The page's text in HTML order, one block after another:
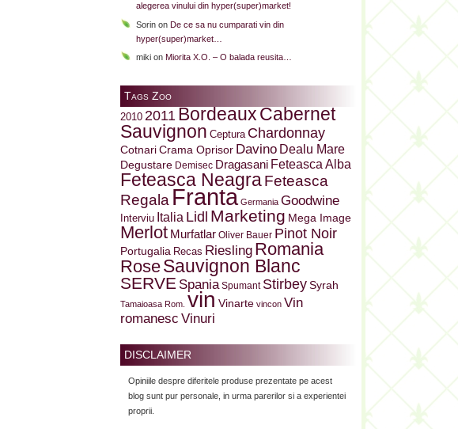
alegerea vinului din hyper(super)market!
Sorin on De ce sa nu cumparati vin din
hyper(super)market…
miki on Miorita X.O. – O balada reusita…
Tags Zoo
2010 2011 BordeauxCabernet
Sauvignon Ceptura Chardonnay
Cotnari Crama Oprisor Davino Dealu Mare
Degustare Demisec Dragasani Feteasca Alba
Feteasca NeagraFeteasca
Regala Franta Germania Goodwine
Interviu Italia Lidl Marketing Mega Image
Merlot Murfatlar Oliver Bauer Pinot Noir
Portugalia Recas Riesling Romania
RoseSauvignon Blanc
SERVE Spania Spumant Stirbey Syrah
Tamaioasa Rom. vin Vinarte vincon Vin
romanesc Vinuri
DISCLAIMER
Opiniile despre diferitele produse prezentate pe acest
blog sunt pur personale, in urma parerilor si a experientei
proprii.